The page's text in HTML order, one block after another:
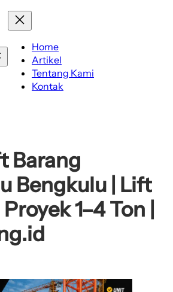
Home
Artikel
Tentang Kami
Kontak
Barang
Bengkulu | Lift
1–4 Ton |